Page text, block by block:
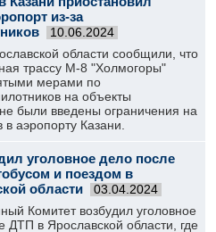
из-за
10.06.2024
области сообщили, что
трассу М-8 "Холмогоры"
мерами по
на объекты
были введены ограничения на
аэропорту Казани.
уголовное дело после
и поездом в
области
03.04.2024
Комитет возбудил уголовное
ДТП в Ярославской области, где